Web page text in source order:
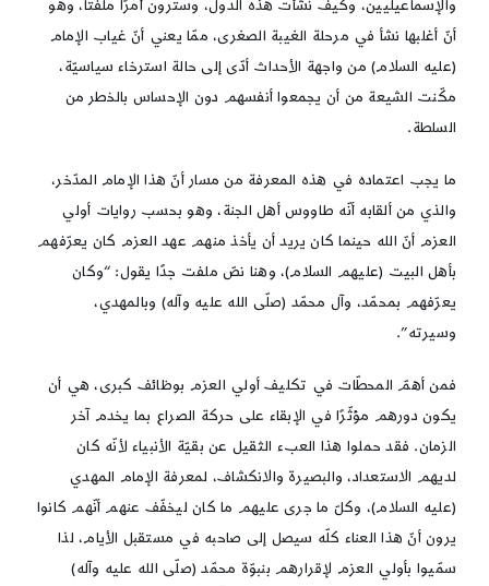
والإسماعيليين، وكيف نشأت هذه الدول، وسترون أمرًا ملفتًا، وهو
أنّ أغلبها نشأ في مرحلة الغيبة الصغرى، ممّا يعني أنّ غياب الإمام
(عليه السلام) من واجهة الأحداث أدّى إلى حالة استرخاء سياسيّة،
مكّنت الشيعة من أن يجمعوا أنفسهم دون الإحساس بالخطر من
السلطة.
ما يجب اعتماده في هذه المعرفة من مسار أنّ هذا الإمام المدّخر،
والذي من ألقابه أنّه طاووس أهل الجنة، وهو بحسب روايات أولي
العزم أنّ الله حينما كان يريد أن يأخذ منهم عهد العزم كان يعرّفهم
بأهل البيت (عليهم السلام)، وهنا نصّ ملفت جدًا يقول: “وكان
يعرّفهم بمحمّد، وآل محمّد (صلّى الله عليه وآله) وبالمهدي،
وسيرته”.
فمن أهمّ المحطّات في تكليف أولي العزم بوظائف كبرى، هي أن
يكون دورهم مؤثّرًا في الإبقاء على حركة الصراع بما يخدم آخر
الزمان. فقد حملوا هذا العبء الثقيل عن بقيّة الأنبياء لأنّه كان
لديهم الاستعداد، والبصيرة والانكشاف، لمعرفة الإمام المهدي
(عليه السلام)، وكلّ ما جرى عليهم ما كان ليخفّف عنهم أنّهم كانوا
يرون أنّ هذا العناء كلّه سيصل إلى صاحبه في مستقبل الأيام، لذا
سمّيوا بأولي العزم لإقرارهم بنبوّة محمّد (صلّى الله عليه وآله)